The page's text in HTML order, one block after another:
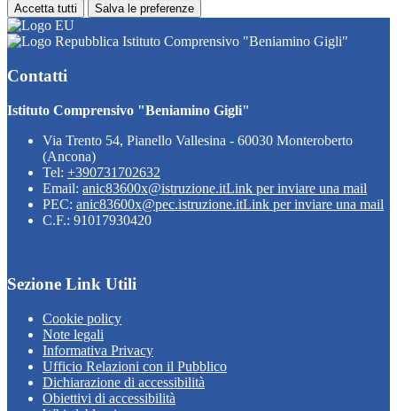
Accetta tutti Salva le preferenze
Istituto Comprensivo "Beniamino Gigli"
Contatti
Istituto Comprensivo "Beniamino Gigli"
Via Trento 54, Pianello Vallesina - 60030 Monteroberto
(Ancona)
Tel: +390731702632
Email: anic83600x@istruzione.itLink per inviare una mail
PEC: anic83600x@pec.istruzione.itLink per inviare una mail
C.F.: 91017930420
Sezione Link Utili
Cookie policy
Note legali
Informativa Privacy
Ufficio Relazioni con il Pubblico
Dichiarazione di accessibilità
Obiettivi di accessibilità